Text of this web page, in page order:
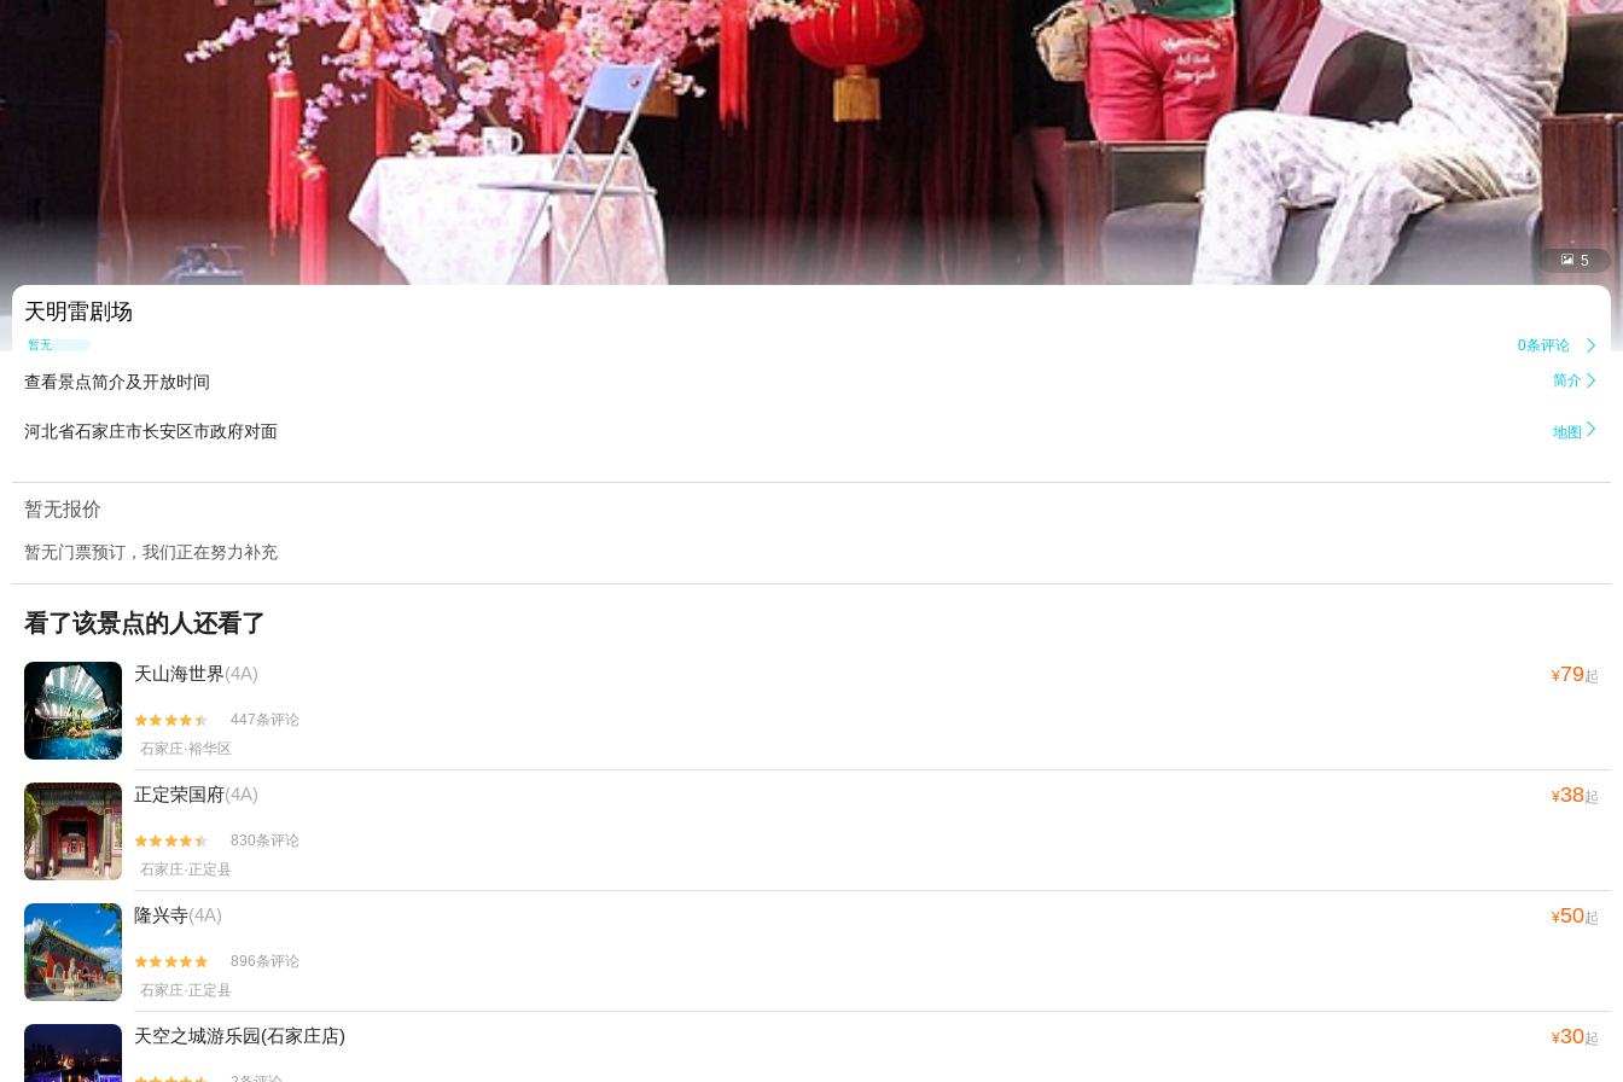
 5
天明雷剧场
暂无点评 0条评论 
查看景点简介及开放时间 简介 
河北省石家庄市长安区市政府对面 地图 
暂无报价
暂无门票预订，我们正在努力补充
看了该景点的人还看了
天山海世界(4A) ¥79起


447条评论
石家庄·裕华区
正定荣国府(4A) ¥38起


830条评论
石家庄·正定县
隆兴寺(4A) ¥50起


896条评论
石家庄·正定县
天空之城游乐园(石家庄店) ¥30起